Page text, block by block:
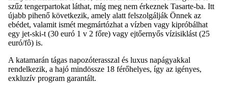
szűz tengerpartokat láthat, míg meg nem érkeznek Tasarte-ba. Itt
újabb pihenő következik, amely alatt felszolgálják Önnek az
ebédet, valamit ismét megmártózhat a vízben vagy kipróbálhat
egy jet-ski-t (30 euró 1 v 2 főre) vagy ejtőernyős vízisiklást (25
euró/fô) is.
A katamarán tágas napozóterasszal és luxus napágyakkal
rendelkezik, a hajó mindössze 18 férőhelyes, így az igényes,
exkluzív program garantált.